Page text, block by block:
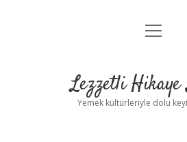
Anasayfa
Yasal Uyarı
menüyü
Lezzetli Hikaye
Yemek kültürleriyle dolu